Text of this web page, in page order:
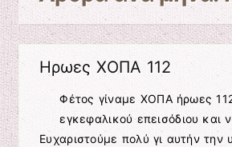
Ηρωες ΧΟΠΑ 112
Φέτος γίναμε ΧΟΠΑ ήρωες
εγκεφαλικού επεισόδιου και
Ευχαριστούμε πολύ γι αυτήν την